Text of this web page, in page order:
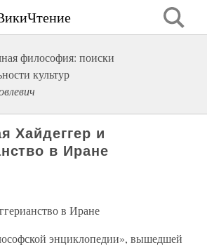
философия: поиски
культур
Хайдеггер и
в Иране
в Иране
энциклопедии», вышедшей